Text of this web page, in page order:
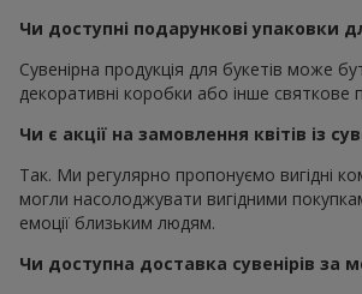
Чи доступні подарункові упаковки
Сувенірна продукція для букетів може
декоративні коробки або інше святкове
Чи є акції на замовлення квітів із
Так. Ми регулярно пропонуємо вигідні
могли насолоджувати вигідними
емоції близьким людям.
Чи доступна доставка сувенірів за